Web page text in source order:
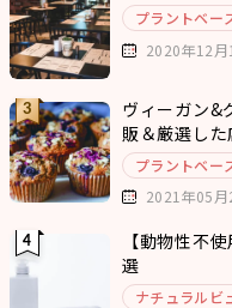
プラントベー
2020年12月
ヴィーガン&
販＆厳選し
プラントベー
2021年05月
【動物性不
選
ナチュラルビ